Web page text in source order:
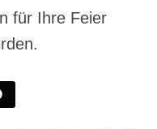
für Ihre Feier